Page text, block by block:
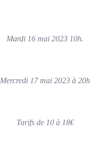
Mardi 16 mai 2023 10h.
Mercredi 17 mai 2023 à 20h
Tarifs de 10 à 18€